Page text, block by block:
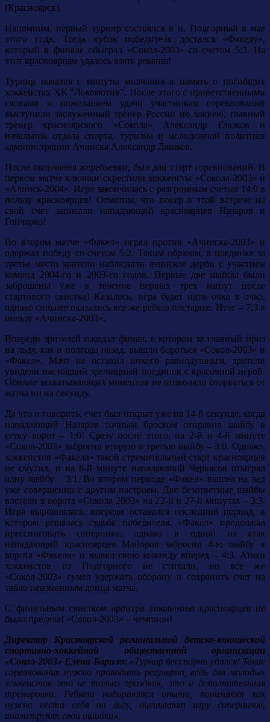
(Красноярск).
Напомним, первый турнир состоялся в п. Подгорный в мае
этого года. Тогда кубок победителя достался «Факелу»,
который в финале обыграл «Сокол-2003» со счетом 5:3. На
этот красноярцам удалось взять реванш!
Турнир начался с минуты молчания в память о погибших
хоккеистах ХК "Локомотив". После этого с приветственными
словами и пожеланием удачи участникам соревнований
выступили заслуженный тренер России по хоккею, главный
тренер красноярского «Сокола» Александр Глазков и
начальник отдела спорта, туризма и молодежной политики
администрации Ачинска Александр Ляшков.
После окончания жеребьевки, был дан старт соревнований. В
первом матче клюшки скрестили хоккеисты «Сокола-2003» и
«Ачинск-2004». Игра закончилась с разгромным счетом 14:0 в
пользу красноярцев! Отметим, что покер в этой встрече на
свой счет записали нападающий красноярцев Назаров и
Гончарко!
Во втором матче «Факел» играл против «Ачинска-2003» и
одержал победу со счетом 5:2. Таким образом, в поединке за
третье место зрители наблюдали ачинское дерби с участием
команд 2004-го и 2003-го годов. Первые две шайбы были
заброшены уже в течение первых трех минут после
стартового свистка! Казалось, игра будет идти очко в очко,
однако сильнее оказались все же ребята постарше. Итог – 7:3 в
пользу «Ачинска-2003».
Впереди зрителей ожидал финал, в котором за главный приз
на льду, как и полгода назад, вышли бороться «Сокол-2003» и
«Факел». Мачт не оставил никого равнодушным, зрители
увидели настоящий зрелищный поединок с красочной игрой.
Обилие захватывающих моментов не позволяло оторваться от
матча ни на секунду.
Да что и говорить, счет был открыт уже на 14-й секунде, когда
нападающий Назаров точным броском отправил шайбу в
сетку ворот – 1:0! Сразу после этого, на 2-й и 4-й минуте
«Сокол-2003» забросил вторую и третью шайбу – 3:0. Однако,
хоккеистов «Факела» такой стремительный старт красноярцев
не смутил, и на 8-й минуте нападающий Черкасов отыграл
одну шайбу – 3:1. Во втором периоде «Факел» вышел на лед
уже совершенно с другим настроем. Две безответные шайбы
влетели в ворота «Сокола-2003» на 22-й и 27-й минутах – 3:3.
Игра выровнялась, впереди оставался последний период, в
котором решалась судьба победителя. «Факел» продолжал
прессинговать соперника, однако в одной из атак
нападающий красноярцев Майоров забросил 4-ю шайбу в
ворота «Факела» и вывел свою команду вперед – 4:3. Атаки
хоккеистов из Подгорного не стихали, но все же
«Сокол-2003» сумел удержать оборону и сохранить счет на
табло неизменным донца матча.
С финальным свистком арбитра ликованию красноярцев не
было предела! «Сокол-2003» – чемпион!
Директор Красноярской региональной детско-юношеской
спортивно-хоккейной общественной организации
«Сокол-2003» Елена Барило: «Турнир бесспорно удался! Такие
соревнования нужно проводить регулярно, ведь для молодых
хоккеистов это не только праздник, это и дополнительная
тренировка. Ребята набираются опыта, понимают как
нужно вести себя на льду, оценивают игру соперников,
анализируют свои ошибки».